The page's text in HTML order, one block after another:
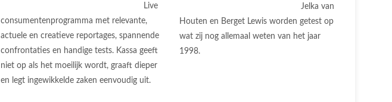
Live
consumentenprogramma met relevante,
actuele en creatieve reportages, spannende
confrontaties en handige tests. Kassa geeft
niet op als het moeilijk wordt, graaft dieper
en legt ingewikkelde zaken eenvoudig uit.
Jelka van
Houten en Berget Lewis worden getest op
wat zij nog allemaal weten van het jaar
1998.